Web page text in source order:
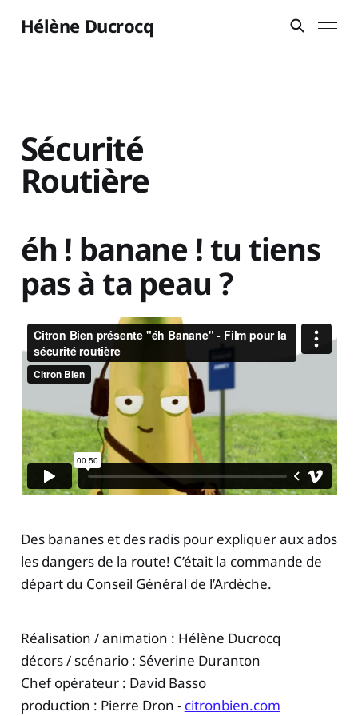
Hélène Ducrocq
Sécurité
Routière
éh ! banane ! tu tiens
pas à ta peau ?
Des bananes et des radis pour expliquer aux ados
les dangers de la route! C’était la commande de
départ du Conseil Général de l’Ardèche.
Réalisation / animation : Hélène Ducrocq
décors / scénario : Séverine Duranton
Chef opérateur : David Basso
production : Pierre Dron - citronbien.com